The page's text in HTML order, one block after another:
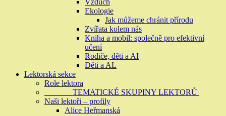
Ekologie
Jak můžeme chránit přírodu
Zvířata kolem nás
Kniha a mobil: společně pro efektivní
učení
Rodiče, děti a AI
Děti a AL
Lektorská sekce
Role lektora
TEMATICKÉ SKUPINY LEKTORŮ
Naši lektoři – profily
Alice Heřmanská